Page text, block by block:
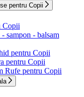
pentru Copii
Copii
sampon - balsam
pentru Copii
pentru Copii
Rufe pentru Copii